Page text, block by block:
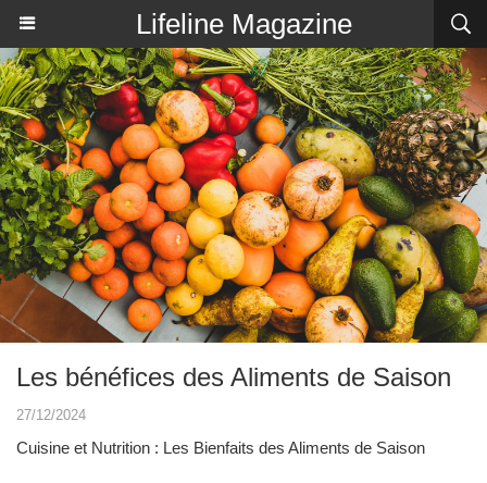
Lifeline Magazine
Les bénéfices des Aliments de Saison
27/12/2024
Cuisine et Nutrition : Les Bienfaits des Aliments de Saison